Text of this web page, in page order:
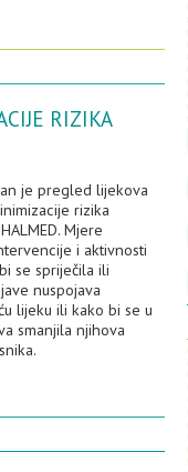
RIZIKA
je pregled lijekova
rizika
Mjere
i aktivnosti
se spriječila ili
nuspojava
lijeku ili kako bi se u
smanjila njihova